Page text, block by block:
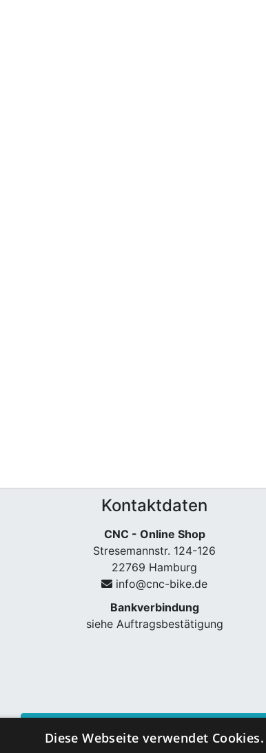
Kontaktdaten
CNC - Online Shop
Stresemannstr. 124-126
22769 Hamburg
info@cnc-bike.de
Bankverbindung
siehe Auftragsbestätigung
Diese Webseite verwendet Cookies.